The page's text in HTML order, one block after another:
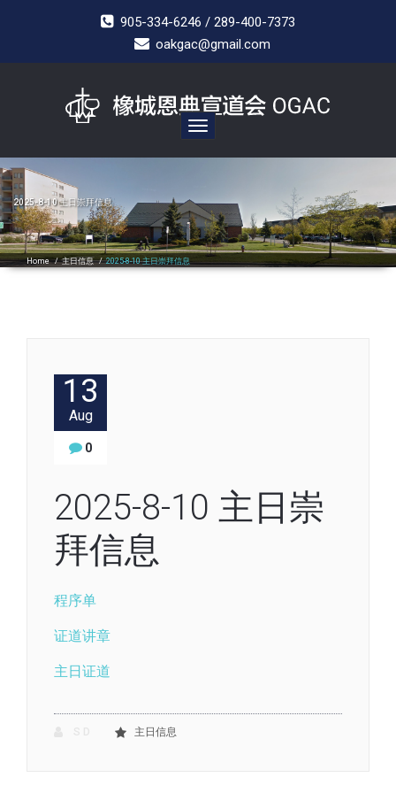
905-334-6246 / 289-400-7373
oakgac@gmail.com
Toggle
navigation
2025-8-10 主日崇拜信息
Home/主日信息/2025-8-10 主日崇拜信息
13
Aug
0
2025-8-10 主日崇
拜信息
程序单
证道讲章
主日证道
主日信息